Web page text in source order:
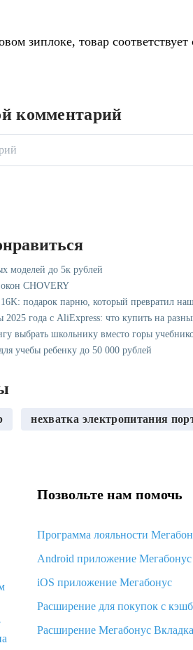
зиплоке, товар
комментарий
моделей до 5к рублей
CHOVERY
подарок парню, который превратил
года с AliExpress: что купить на
выбрать школьнику вместо горы
учебы ребенку до 50 000 рублей
нехватка электропитания
Позвольте нам помочь
Программа лояльности
Android приложение Мегабонус
iOS приложение Мегабонус
Расширение для покупок с
Расширение Мегабонус Вкладка